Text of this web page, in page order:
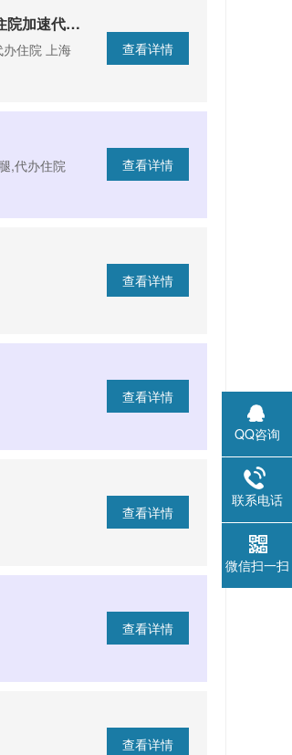
查看详情
（房静远）上海仁济医院消化科专家代排队挂号， 代挂专家号，上海仁济医院住院加速代办跑腿电话18117548685，24小时医院跑腿在线
住院 ​上海
查看详情
,代办住院
查看详情
查看详情
查看详情
查看详情
查看详情
QQ咨询
联系电话
微信扫一扫